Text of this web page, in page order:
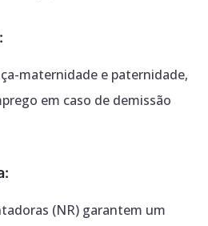
maternidade e paternidade,
em caso de demissão
(NR) garantem um